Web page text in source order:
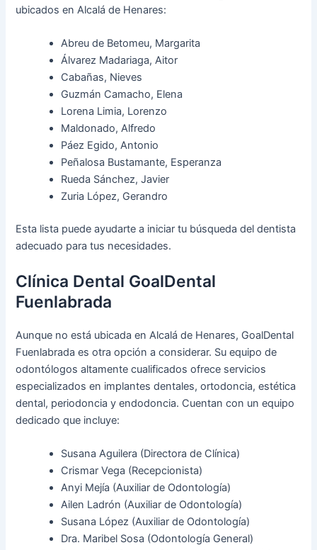
ubicados en Alcalá de Henares:
Abreu de Betomeu, Margarita
Álvarez Madariaga, Aitor
Cabañas, Nieves
Guzmán Camacho, Elena
Lorena Limia, Lorenzo
Maldonado, Alfredo
Páez Egido, Antonio
Peñalosa Bustamante, Esperanza
Rueda Sánchez, Javier
Zuria López, Gerandro
Esta lista puede ayudarte a iniciar tu búsqueda del dentista
adecuado para tus necesidades.
Clínica Dental GoalDental
Fuenlabrada
Aunque no está ubicada en Alcalá de Henares, GoalDental
Fuenlabrada es otra opción a considerar. Su equipo de
odontólogos altamente cualificados ofrece servicios
especializados en implantes dentales, ortodoncia, estética
dental, periodoncia y endodoncia. Cuentan con un equipo
dedicado que incluye:
Susana Aguilera (Directora de Clínica)
Crismar Vega (Recepcionista)
Anyi Mejía (Auxiliar de Odontología)
Ailen Ladrón (Auxiliar de Odontología)
Susana López (Auxiliar de Odontología)
Dra. Maribel Sosa (Odontología General)